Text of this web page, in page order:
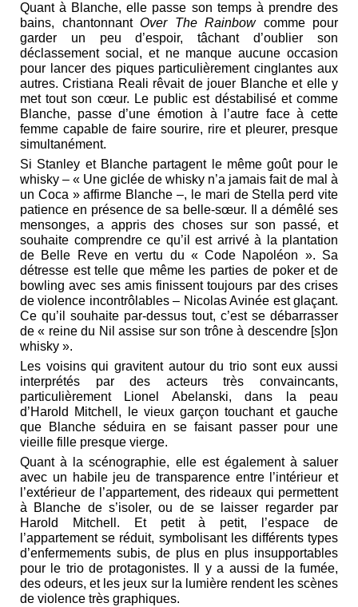
Quant à Blanche, elle passe son temps à prendre des
bains, chantonnant Over The Rainbowcomme pour
garder un peu d’espoir, tâchant d’oublier son
déclassement social, et ne manque aucune occasion
pour lancer des piques particulièrement cinglantes aux
autres. Cristiana Reali rêvait de jouer Blanche et elle y
met tout son cœur. Le public est déstabilisé et comme
Blanche, passe d’une émotion à l’autre face à cette
femme capable de faire sourire, rire et pleurer, presque
simultanément.
Si Stanley et Blanche partagent le même goût pour le
whisky – « Une giclée de whisky n’a jamais fait de mal à
un Coca » affirme Blanche –, le mari de Stella perd vite
patience en présence de sa belle-sœur. Il a démêlé ses
mensonges, a appris des choses sur son passé, et
souhaite comprendre ce qu’il est arrivé à la plantation
de Belle Reve en vertu du « Code Napoléon ». Sa
détresse est telle que même les parties de poker et de
bowling avec ses amis finissent toujours par des crises
de violence incontrôlables – Nicolas Avinée est glaçant.
Ce qu’il souhaite par-dessus tout, c’est se débarrasser
de « reine du Nil assise sur son trône à descendre [s]on
whisky ».
Les voisins qui gravitent autour du trio sont eux aussi
interprétés par des acteurs très convaincants,
particulièrement Lionel Abelanski, dans la peau
d’Harold Mitchell, le vieux garçon touchant et gauche
que Blanche séduira en se faisant passer pour une
vieille fille presque vierge.
Quant à la scénographie, elle est également à saluer
avec un habile jeu de transparence entre l’intérieur et
l’extérieur de l’appartement, des rideaux qui permettent
à Blanche de s’isoler, ou de se laisser regarder par
Harold Mitchell. Et petit à petit, l’espace de
l’appartement se réduit, symbolisant les différents types
d’enfermements subis, de plus en plus insupportables
pour le trio de protagonistes. Il y a aussi de la fumée,
des odeurs, et les jeux sur la lumière rendent les scènes
de violence très graphiques.